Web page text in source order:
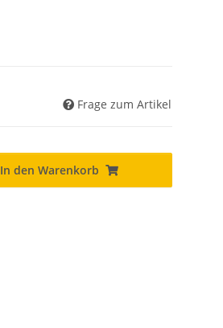
Frage zum Artikel
In den Warenkorb